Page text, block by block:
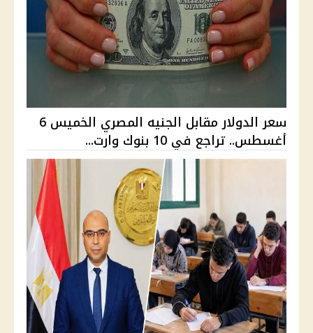
سعر الدولار مقابل الجنيه المصري الخميس 6
أغسطس.. تراجع في 10 بنوك وارت...